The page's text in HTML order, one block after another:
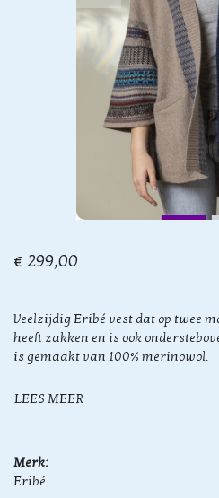
€ 299,00
Veelzijdig Eribé vest dat op twee
heeft zakken en is ook
is gemaakt van 100% merinowol.
LEES MEER
Merk:
Eribé